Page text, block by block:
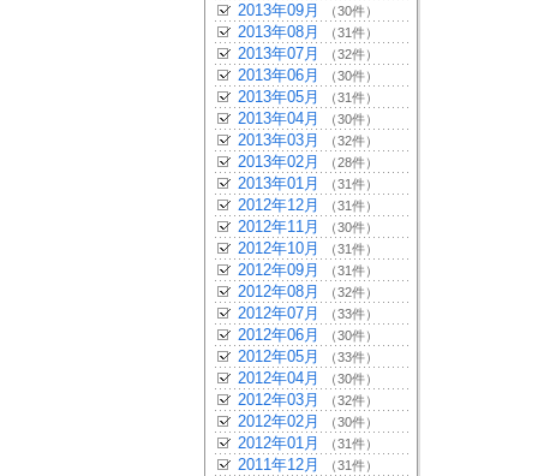
2013年09月 （30件）
2013年08月 （31件）
2013年07月 （32件）
2013年06月 （30件）
2013年05月 （31件）
2013年04月 （30件）
2013年03月 （32件）
2013年02月 （28件）
2013年01月 （31件）
2012年12月 （31件）
2012年11月 （30件）
2012年10月 （31件）
2012年09月 （31件）
2012年08月 （32件）
2012年07月 （33件）
2012年06月 （30件）
2012年05月 （33件）
2012年04月 （30件）
2012年03月 （32件）
2012年02月 （30件）
2012年01月 （31件）
2011年12月 （31件）